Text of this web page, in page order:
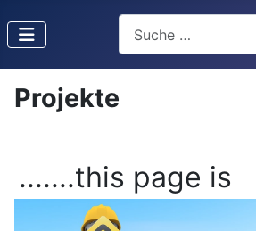
Projekte
.......this page is